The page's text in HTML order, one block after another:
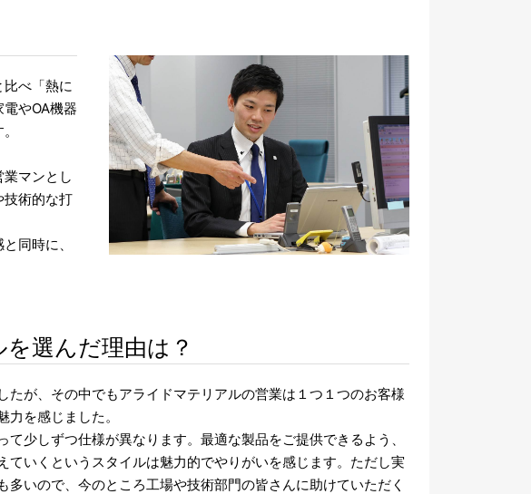
べ「熱に
やOA機器
マンとし
技術的な打
同時に、
選んだ理由は？
たが、その中でもアライドマテリアルの営業は１つ１つのお客様
を感じました。
少しずつ仕様が異なります。最適な製品をご提供できるよう、
ていくというスタイルは魅力的でやりがいを感じます。ただし実
いので、今のところ工場や技術部門の皆さんに助けていただく